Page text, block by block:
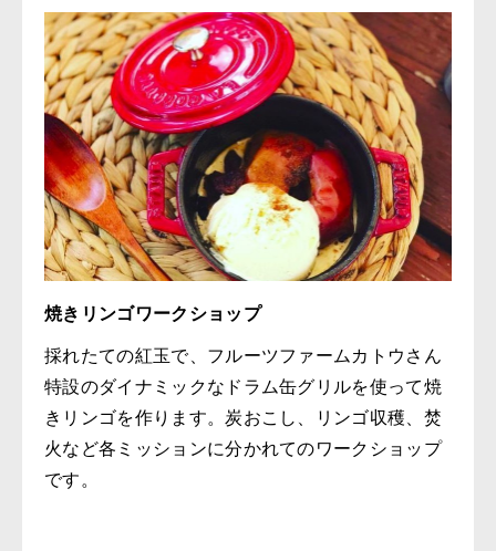
焼きリンゴワークショップ
採れたての紅玉で、フルーツファームカトウさん
特設のダイナミックなドラム缶グリルを使って焼
きリンゴを作ります。炭おこし、リンゴ収穫、焚
火など各ミッションに分かれてのワークショップ
です。